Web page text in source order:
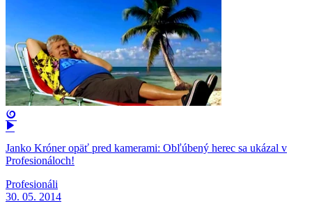
Janko Króner opäť pred kamerami: Obľúbený herec sa ukázal v
Profesionáloch!
Profesionáli
30. 05. 2014